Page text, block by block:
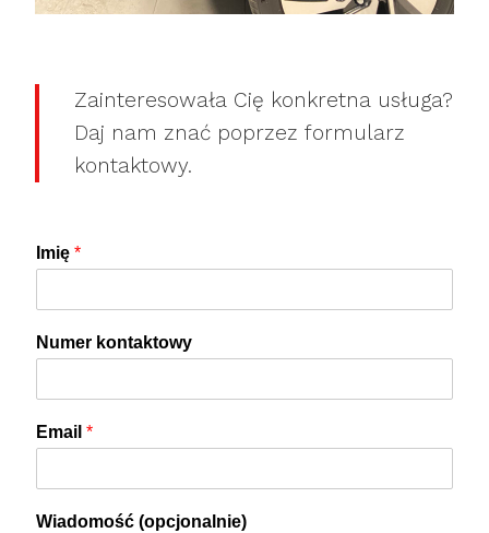
Zainteresowała Cię konkretna usługa?
Daj nam znać poprzez formularz
kontaktowy.
Imię *
Numer kontaktowy
Email *
Wiadomość (opcjonalnie)